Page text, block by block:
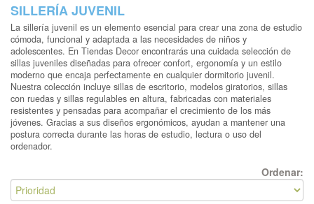
SILLERÍA JUVENIL
La sillería juvenil es un elemento esencial para crear una zona de estudio
cómoda, funcional y adaptada a las necesidades de niños y
adolescentes. En Tiendas Decor encontrarás una cuidada selección de
sillas juveniles diseñadas para ofrecer confort, ergonomía y un estilo
moderno que encaja perfectamente en cualquier dormitorio juvenil.
Nuestra colección incluye sillas de escritorio, modelos giratorios, sillas
con ruedas y sillas regulables en altura, fabricadas con materiales
resistentes y pensadas para acompañar el crecimiento de los más
jóvenes. Gracias a sus diseños ergonómicos, ayudan a mantener una
postura correcta durante las horas de estudio, lectura o uso del
ordenador.
Ordenar: